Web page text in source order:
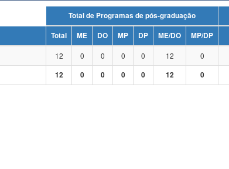
Total de Programas de pós-graduação
Total ME DO MP DP ME/DO MP/DP
12 0 0 0 0 12 0
12 0 0 0 0 12 0